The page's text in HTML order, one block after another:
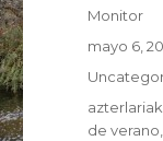
Autor
Monitor
Publicado
mayo 6,
Etiquetas
azterlariak
de verano